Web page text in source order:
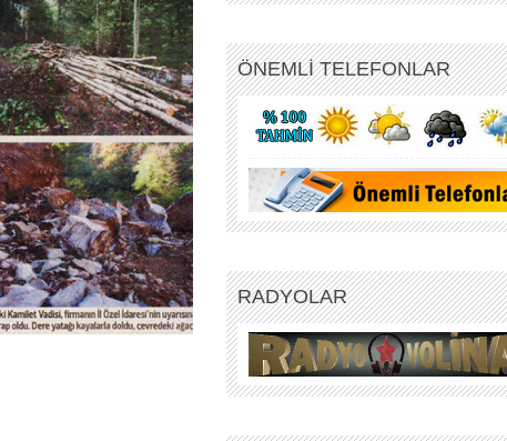
ÖNEMLİ TELEFONLAR
RADYOLAR